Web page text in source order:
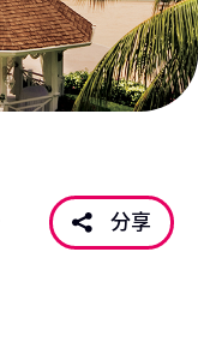
分享